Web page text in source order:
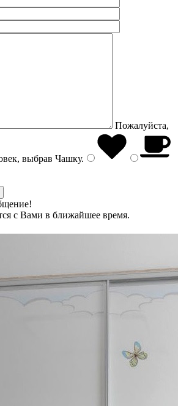
Пожалуйста,
выбрав Чашку.
с Вами в ближайшее время.